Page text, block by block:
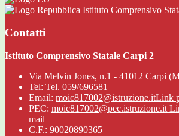
Istituto Comprensivo
Contatti
Istituto Comprensivo Statale Carpi 2
Via Melvin Jones, n.1 - 41012 Carpi
Tel: Tel. 059/696581
Email: moic817002@istruzione.itLink
PEC: moic817002@pec.istruzione.it
mail
C.F.: 90020890365